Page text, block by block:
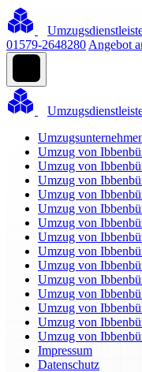
01579-2648280 Angebot
Umzug von
Umzug von
Umzug von
Umzug von
Umzug von
Umzug von
Umzug von
Umzug von
Umzug von
Umzug von
Umzug von
Umzug von
Umzug von
Umzug von
Impressum
Datenschutz